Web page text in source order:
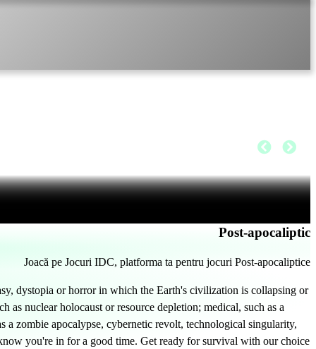
Post-apocaliptic
Joacă pe Jocuri IDC, platforma ta pentru jocuri Post-apocaliptice
dystopia or horror in which the Earth's civilization is collapsing or
as nuclear holocaust or resource depletion; medical, such as a
a zombie apocalypse, cybernetic revolt, technological singularity,
you're in for a good time. Get ready for survival with our choice